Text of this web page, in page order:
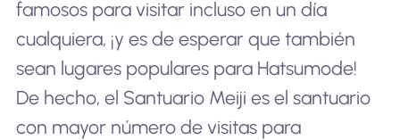
famosos para visitar incluso en un día
cualquiera, ¡y es de esperar que también
sean lugares populares para Hatsumode!
De hecho, el Santuario Meiji es el santuario
con mayor número de visitas para